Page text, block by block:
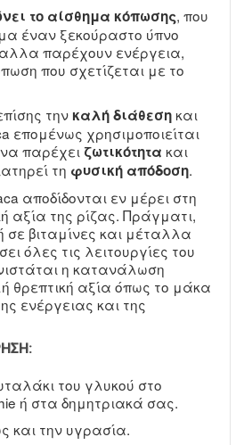
το αίσθημα κόπωσης, που
έναν ξεκούραστο ύπνο
παρέχουν ενέργεια,
που σχετίζεται με το
την καλή διάθεση και
επομένως χρησιμοποιείται
παρέχει ζωτικότητα και
τη φυσική απόδοση.
αποδίδονται εν μέρει στη
αξία της ρίζας. Πράγματι,
σε βιταμίνες και μέταλλα
όλες τις λειτουργίες του
η κατανάλωση
θρεπτική αξία όπως το μάκα
ενέργειας και της
του γλυκού στο
ή στα δημητριακά σας.
και την υγρασία.